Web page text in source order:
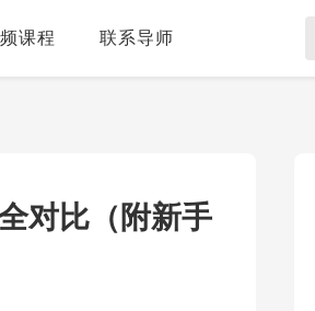
课程 联系导师
对比（附新手